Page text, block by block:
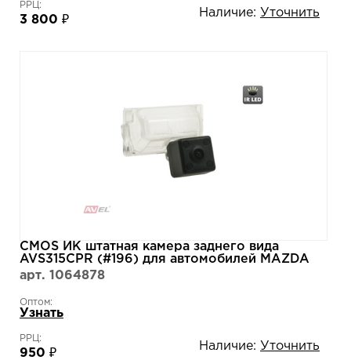
РРЦ:
3 800 ₽
Наличие: Уточнить
CMOS ИК штатная камера заднего вида
AVS315CPR (#196) для автомобилей MAZDA
арт. 1064878
Оптом:
Узнать
РРЦ:
950 ₽
Наличие: Уточнить